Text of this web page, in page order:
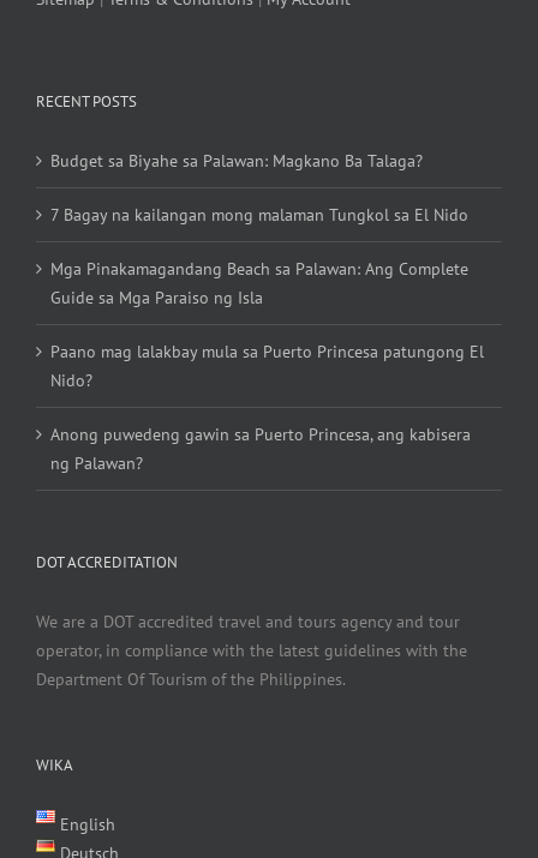
RECENT POSTS
Budget sa Biyahe sa Palawan: Magkano Ba Talaga?
7 Bagay na kailangan mong malaman Tungkol sa El Nido
Mga Pinakamagandang Beach sa Palawan: Ang Complete
Guide sa Mga Paraiso ng Isla
Paano mag lalakbay mula sa Puerto Princesa patungong El
Nido?
Anong puwedeng gawin sa Puerto Princesa, ang kabisera
ng Palawan?
DOT ACCREDITATION
We are a DOT accredited travel and tours agency and tour
operator, in compliance with the latest guidelines with the
Department Of Tourism of the Philippines.
WIKA
English
Deutsch